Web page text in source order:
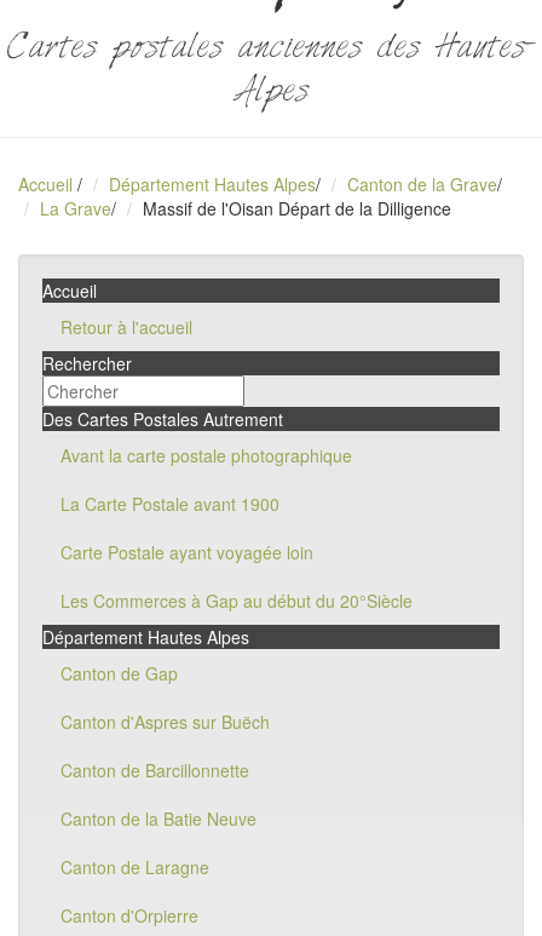
Cartes postales anciennes des Hautes-
Alpes
Accueil / Département Hautes Alpes/ Canton de la Grave/
La Grave/ Massif de l'Oisan Départ de la Dilligence
Accueil
Retour à l'accueil
Rechercher
Des Cartes Postales Autrement
Avant la carte postale photographique
La Carte Postale avant 1900
Carte Postale ayant voyagée loin
Les Commerces à Gap au début du 20°Siècle
Département Hautes Alpes
Canton de Gap
Canton d'Aspres sur Buëch
Canton de Barcillonnette
Canton de la Batie Neuve
Canton de Laragne
Canton d'Orpierre